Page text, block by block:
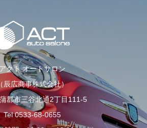
アクト オートサロン
（辰広商事株式会社）
郡市三谷北通2丁目111-5
Tel 0533-68-0655